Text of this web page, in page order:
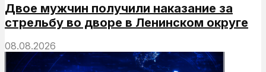
Двое мужчин получили наказание за
стрельбу во дворе в Ленинском округе
08.08.2026